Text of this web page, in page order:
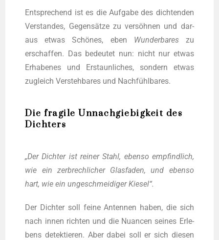
Ent­spre­chend ist es die Auf­ga­be des dich­ten­den
Ver­stan­des, Gegen­sät­ze zu ver­söh­nen und dar­
aus etwas Schö­nes, eben Wun­der­ba­reszu
erschaf­fen. Das bedeu­tet nun: nicht nur etwas
Erha­be­nes und Erstaun­li­ches, son­dern etwas
zugleich Ver­steh­ba­res und Nachfühlbares.
Die fragile Unnachgiebigkeit des
Dichters
„Der Dich­ter ist rei­ner Stahl, eben­so emp­find­lich,
wie ein zer­brech­li­cher Glas­fa­den, und eben­so
hart, wie ein unge­schmei­di­ger Kiesel“.
Der Dich­ter soll fei­ne Anten­nen haben, die sich
nach innen rich­ten und die Nuan­cen sei­nes Erle­
bens detek­tie­ren. Aber dabei soll er sich die­sen